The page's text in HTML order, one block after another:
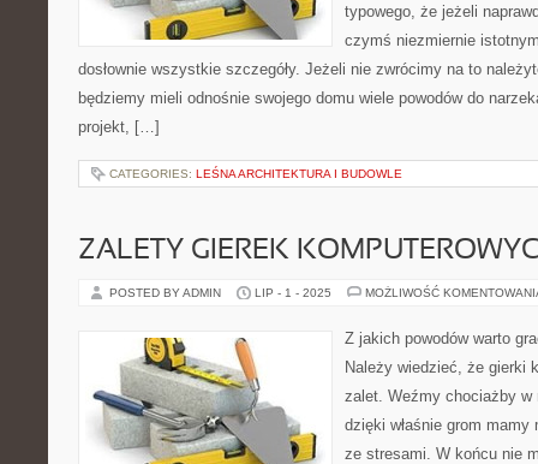
typowego, że jeżeli
czymś niezmiernie
dosłownie wszystkie szczegóły. Jeżeli nie zwrócimy na to
będziemy mieli odnośnie swojego domu wiele powodów do
projekt, […]
CATEGORIES: LEŚNA ARCHITEKTURA I BUDOWLE
ZALETY GIEREK
POSTED BY ADMIN LIP - 1 - 2025 MOŻLIWOŚĆ
Z jakich powodów warto
Należy wiedzieć, że gierki
zalet. Weźmy chociażby w
dzięki właśnie grom
ze stresami. W końcu nie